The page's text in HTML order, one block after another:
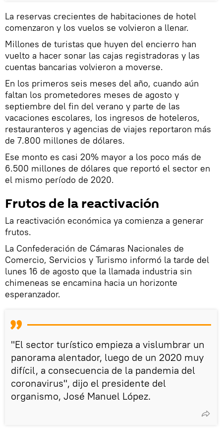
La reservas crecientes de habitaciones de hotel
comenzaron y los vuelos se volvieron a llenar.
Millones de turistas que huyen del encierro han
vuelto a hacer sonar las cajas registradoras y las
cuentas bancarias volvieron a moverse.
En los primeros seis meses del año, cuando aún
faltan los prometedores meses de agosto y
septiembre del fin del verano y parte de las
vacaciones escolares, los ingresos de hoteleros,
restauranteros y agencias de viajes reportaron más
de 7.800 millones de dólares.
Ese monto es casi 20% mayor a los poco más de
6.500 millones de dólares que reportó el sector en
el mismo período de 2020.
Frutos de la reactivación
La reactivación económica ya comienza a generar
frutos.
La Confederación de Cámaras Nacionales de
Comercio, Servicios y Turismo informó la tarde del
lunes 16 de agosto que la llamada industria sin
chimeneas se encamina hacia un horizonte
esperanzador.
"El sector turístico empieza a vislumbrar un
panorama alentador, luego de un 2020 muy
difícil, a consecuencia de la pandemia del
coronavirus", dijo el presidente del
organismo, José Manuel López.